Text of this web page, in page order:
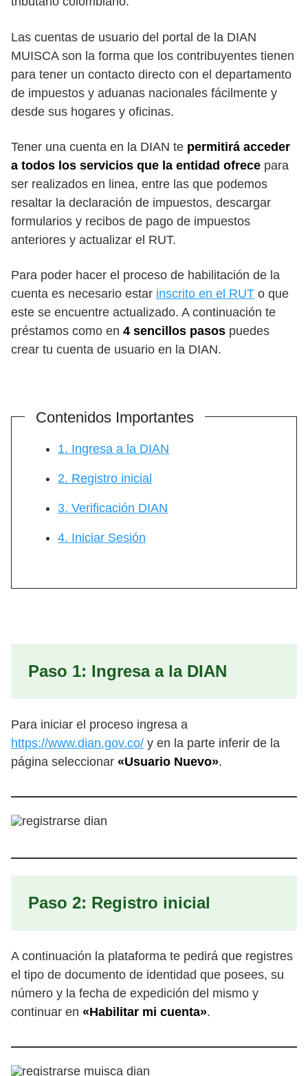
Las cuentas de usuario del portal de la DIAN
MUISCA son la forma que los contribuyentes tienen
para tener un contacto directo con el departamento
de impuestos y aduanas nacionales fácilmente y
desde sus hogares y oficinas.
Tener una cuenta en la DIAN te permitirá acceder
a todos los servicios que la entidad ofrece para
ser realizados en linea, entre las que podemos
resaltar la declaración de impuestos, descargar
formularios y recibos de pago de impuestos
anteriores y actualizar el RUT.
Para poder hacer el proceso de habilitación de la
cuenta es necesario estar inscrito en el RUT o que
este se encuentre actualizado. A continuación te
préstamos como en 4 sencillos pasos puedes
crear tu cuenta de usuario en la DIAN.
Contenidos Importantes
1. Ingresa a la DIAN
2. Registro inicial
3. Verificación DIAN
4. Iniciar Sesión
Paso 1: Ingresa a la DIAN
Para iniciar el proceso ingresa a
https://www.dian.gov.co/ y en la parte inferir de la
página seleccionar «Usuario Nuevo».
Paso 2: Registro inicial
A continuación la plataforma te pedirá que registres
el tipo de documento de identidad que posees, su
número y la fecha de expedición del mismo y
continuar en «Habilitar mi cuenta».